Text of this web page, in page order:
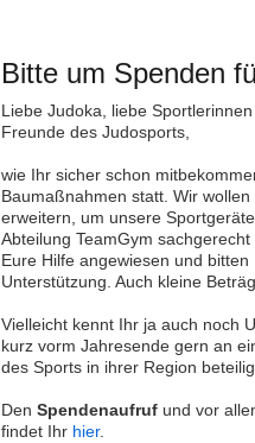
Bitte um Spenden
Liebe Judoka, liebe
Freunde des Judosports,
wie Ihr sicher schon
Baumaßnahmen statt. Wir
erweitern, um unsere
Abteilung TeamGym
Eure Hilfe angewiesen und
Unterstützung. Auch kleine
Vielleicht kennt Ihr ja auch noch
kurz vorm Jahresende gern an
des Sports in ihrer Region
Den Spendenaufrufund vor
findet Ihr hier.